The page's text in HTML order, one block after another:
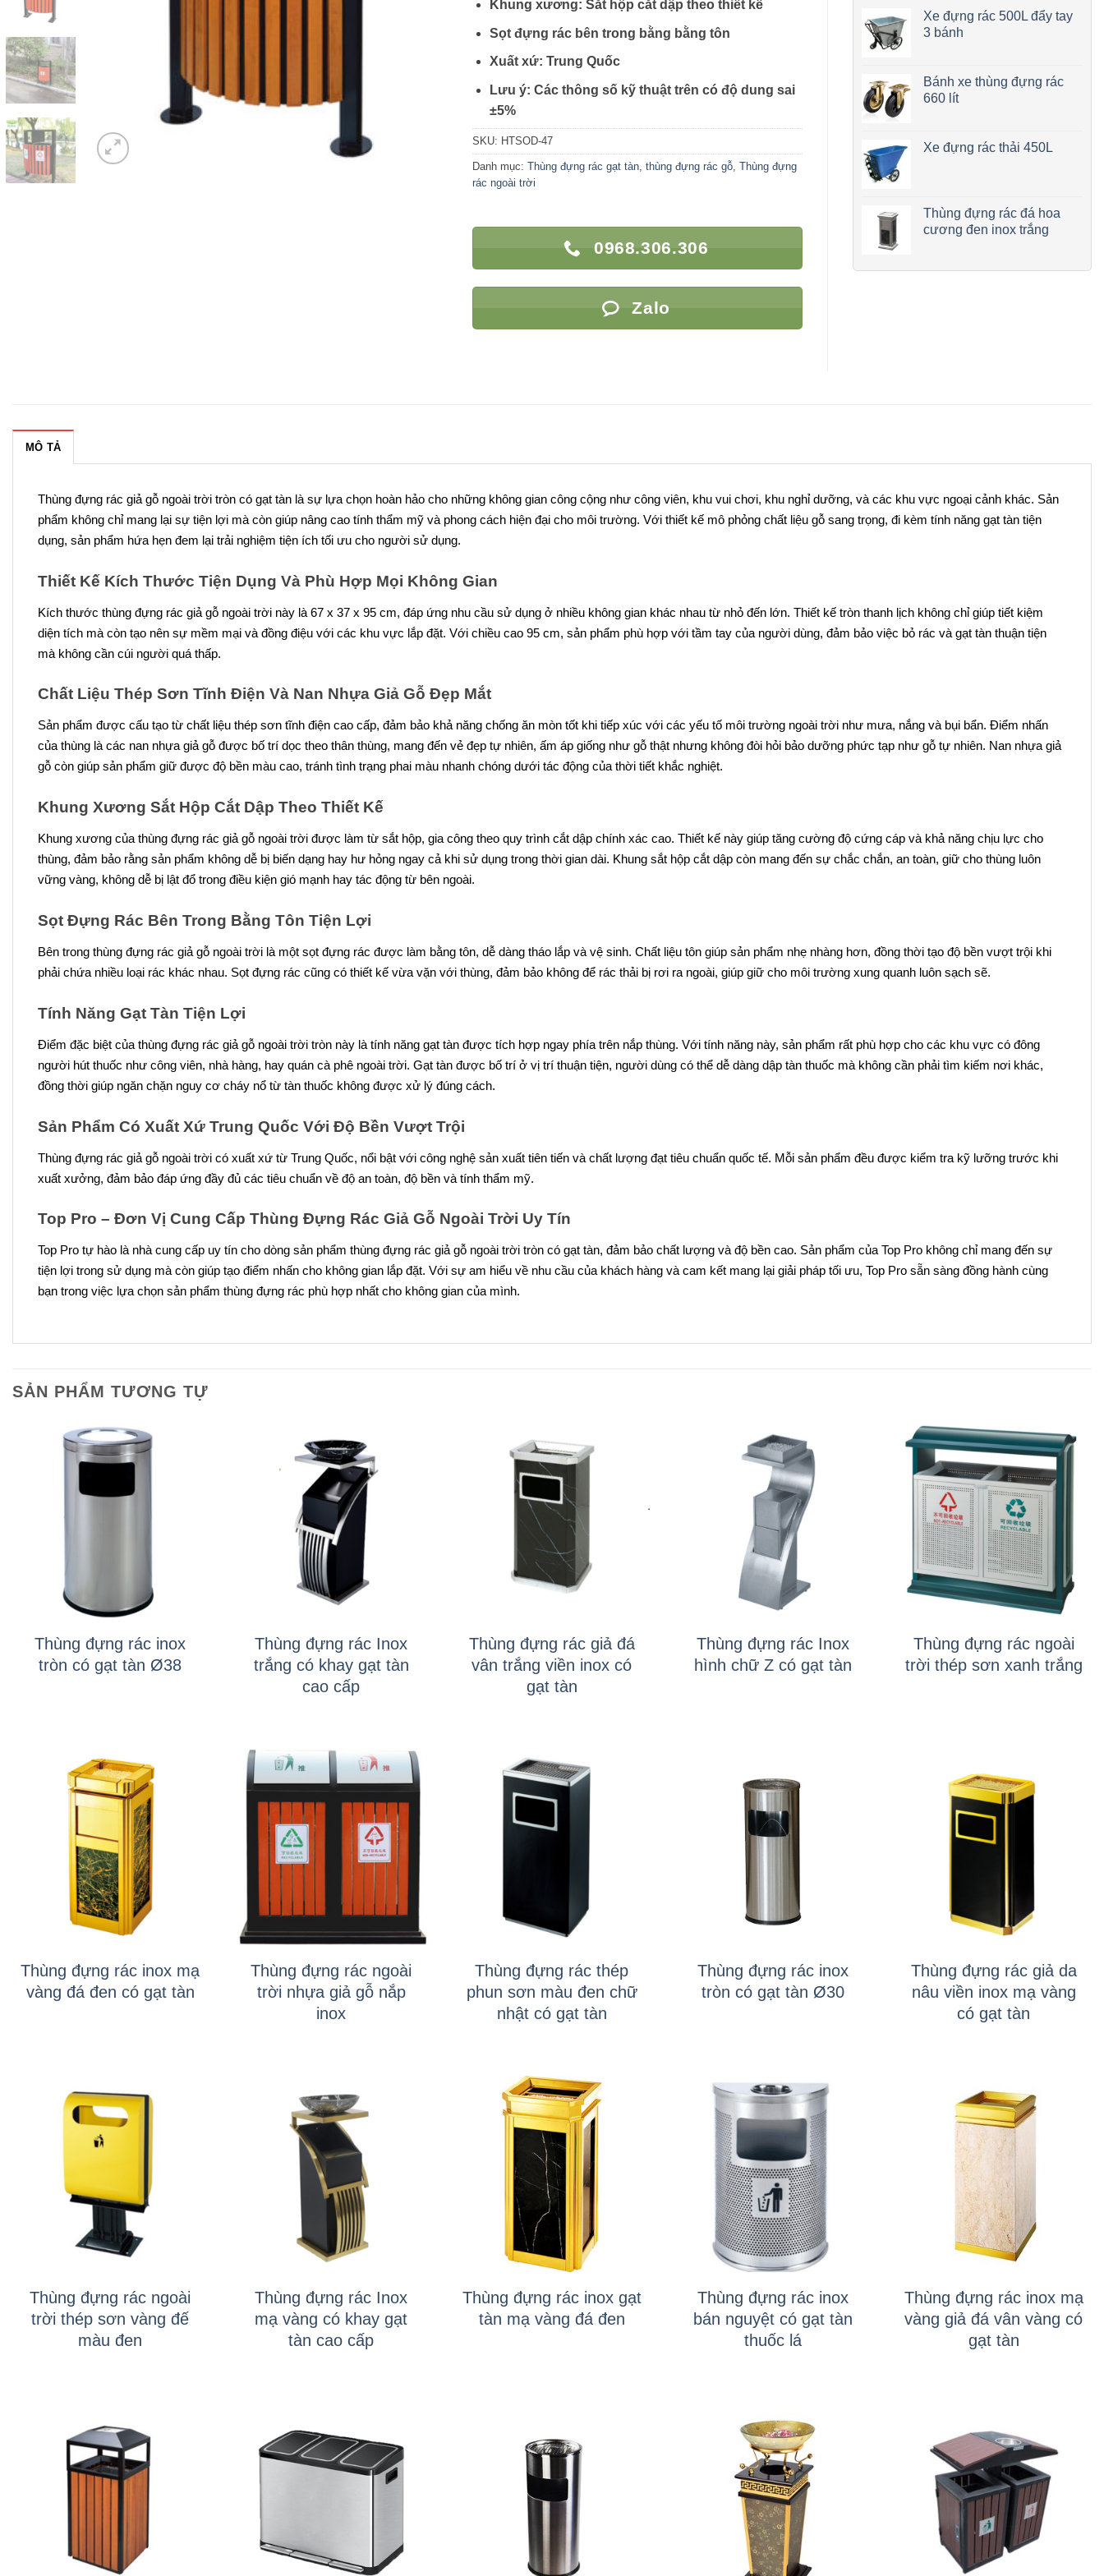
Khung xương: Sắt hộp cắt dập theo thiết kế
Sọt đựng rác bên trong bằng bằng tôn
Xuất xứ: Trung Quốc
Lưu ý: Các thông số kỹ thuật trên có độ dung sai
±5%
SKU: HTSOD-47
Danh mục: Thùng đựng rác gạt tàn, thùng đựng rác gỗ, Thùng đựng
rác ngoài trời
0968.306.306
Zalo
Xe đựng rác 500L đẩy tay
3 bánh
Bánh xe thùng đựng rác
660 lít
Xe đựng rác thải 450L
Thùng đựng rác đá hoa
cương đen inox trắng
MÔ TẢ
Thùng đựng rác giả gỗ ngoài trời tròn có gạt tàn là sự lựa chọn hoàn hảo cho những không gian công cộng như công viên, khu vui chơi, khu nghỉ dưỡng, và các khu vực ngoại cảnh khác. Sản
phẩm không chỉ mang lại sự tiện lợi mà còn giúp nâng cao tính thẩm mỹ và phong cách hiện đại cho môi trường. Với thiết kế mô phỏng chất liệu gỗ sang trọng, đi kèm tính năng gạt tàn tiện
dụng, sản phẩm hứa hẹn đem lại trải nghiệm tiện ích tối ưu cho người sử dụng.
Thiết Kế Kích Thước Tiện Dụng Và Phù Hợp Mọi Không Gian
Kích thước thùng đựng rác giả gỗ ngoài trời này là 67 x 37 x 95 cm, đáp ứng nhu cầu sử dụng ở nhiều không gian khác nhau từ nhỏ đến lớn. Thiết kế tròn thanh lịch không chỉ giúp tiết kiệm
diện tích mà còn tạo nên sự mềm mại và đồng điệu với các khu vực lắp đặt. Với chiều cao 95 cm, sản phẩm phù hợp với tầm tay của người dùng, đảm bảo việc bỏ rác và gạt tàn thuận tiện
mà không cần cúi người quá thấp.
Chất Liệu Thép Sơn Tĩnh Điện Và Nan Nhựa Giả Gỗ Đẹp Mắt
Sản phẩm được cấu tạo từ chất liệu thép sơn tĩnh điện cao cấp, đảm bảo khả năng chống ăn mòn tốt khi tiếp xúc với các yếu tố môi trường ngoài trời như mưa, nắng và bụi bẩn. Điểm nhấn
của thùng là các nan nhựa giả gỗ được bố trí dọc theo thân thùng, mang đến vẻ đẹp tự nhiên, ấm áp giống như gỗ thật nhưng không đòi hỏi bảo dưỡng phức tạp như gỗ tự nhiên. Nan nhựa giả
gỗ còn giúp sản phẩm giữ được độ bền màu cao, tránh tình trạng phai màu nhanh chóng dưới tác động của thời tiết khắc nghiệt.
Khung Xương Sắt Hộp Cắt Dập Theo Thiết Kế
Khung xương của thùng đựng rác giả gỗ ngoài trời được làm từ sắt hộp, gia công theo quy trình cắt dập chính xác cao. Thiết kế này giúp tăng cường độ cứng cáp và khả năng chịu lực cho
thùng, đảm bảo rằng sản phẩm không dễ bị biến dạng hay hư hỏng ngay cả khi sử dụng trong thời gian dài. Khung sắt hộp cắt dập còn mang đến sự chắc chắn, an toàn, giữ cho thùng luôn
vững vàng, không dễ bị lật đổ trong điều kiện gió mạnh hay tác động từ bên ngoài.
Sọt Đựng Rác Bên Trong Bằng Tôn Tiện Lợi
Bên trong thùng đựng rác giả gỗ ngoài trời là một sọt đựng rác được làm bằng tôn, dễ dàng tháo lắp và vệ sinh. Chất liệu tôn giúp sản phẩm nhẹ nhàng hơn, đồng thời tạo độ bền vượt trội khi
phải chứa nhiều loại rác khác nhau. Sọt đựng rác cũng có thiết kế vừa vặn với thùng, đảm bảo không để rác thải bị rơi ra ngoài, giúp giữ cho môi trường xung quanh luôn sạch sẽ.
Tính Năng Gạt Tàn Tiện Lợi
Điểm đặc biệt của thùng đựng rác giả gỗ ngoài trời tròn này là tính năng gạt tàn được tích hợp ngay phía trên nắp thùng. Với tính năng này, sản phẩm rất phù hợp cho các khu vực có đông
người hút thuốc như công viên, nhà hàng, hay quán cà phê ngoài trời. Gạt tàn được bố trí ở vị trí thuận tiện, người dùng có thể dễ dàng dập tàn thuốc mà không cần phải tìm kiếm nơi khác,
đồng thời giúp ngăn chặn nguy cơ cháy nổ từ tàn thuốc không được xử lý đúng cách.
Sản Phẩm Có Xuất Xứ Trung Quốc Với Độ Bền Vượt Trội
Thùng đựng rác giả gỗ ngoài trời có xuất xứ từ Trung Quốc, nổi bật với công nghệ sản xuất tiên tiến và chất lượng đạt tiêu chuẩn quốc tế. Mỗi sản phẩm đều được kiểm tra kỹ lưỡng trước khi
xuất xưởng, đảm bảo đáp ứng đầy đủ các tiêu chuẩn về độ an toàn, độ bền và tính thẩm mỹ.
Top Pro – Đơn Vị Cung Cấp Thùng Đựng Rác Giả Gỗ Ngoài Trời Uy Tín
Top Pro tự hào là nhà cung cấp uy tín cho dòng sản phẩm thùng đựng rác giả gỗ ngoài trời tròn có gạt tàn, đảm bảo chất lượng và độ bền cao. Sản phẩm của Top Pro không chỉ mang đến sự
tiện lợi trong sử dụng mà còn giúp tạo điểm nhấn cho không gian lắp đặt. Với sự am hiểu về nhu cầu của khách hàng và cam kết mang lại giải pháp tối ưu, Top Pro sẵn sàng đồng hành cùng
bạn trong việc lựa chọn sản phẩm thùng đựng rác phù hợp nhất cho không gian của mình.
SẢN PHẨM TƯƠNG TỰ
Thùng đựng rác inox
tròn có gạt tàn Ø38
Thùng đựng rác Inox
trắng có khay gạt tàn
cao cấp
Thùng đựng rác giả đá
vân trắng viền inox có
gạt tàn
Thùng đựng rác Inox
hình chữ Z có gạt tàn
Thùng đựng rác ngoài
trời thép sơn xanh trắng
Thùng đựng rác inox mạ
vàng đá đen có gạt tàn
+
Thùng đựng rác ngoài
trời nhựa giả gỗ nắp
inox
Thùng đựng rác thép
phun sơn màu đen chữ
nhật có gạt tàn
Thùng đựng rác inox
tròn có gạt tàn Ø30
Thùng đựng rác giả da
nâu viền inox mạ vàng
có gạt tàn
Thùng đựng rác ngoài
trời thép sơn vàng đế
màu đen
Thùng đựng rác Inox
mạ vàng có khay gạt
tàn cao cấp
Thùng đựng rác inox gạt
tàn mạ vàng đá đen
Thùng đựng rác inox
bán nguyệt có gạt tàn
thuốc lá
Thùng đựng rác inox mạ
vàng giả đá vân vàng có
gạt tàn